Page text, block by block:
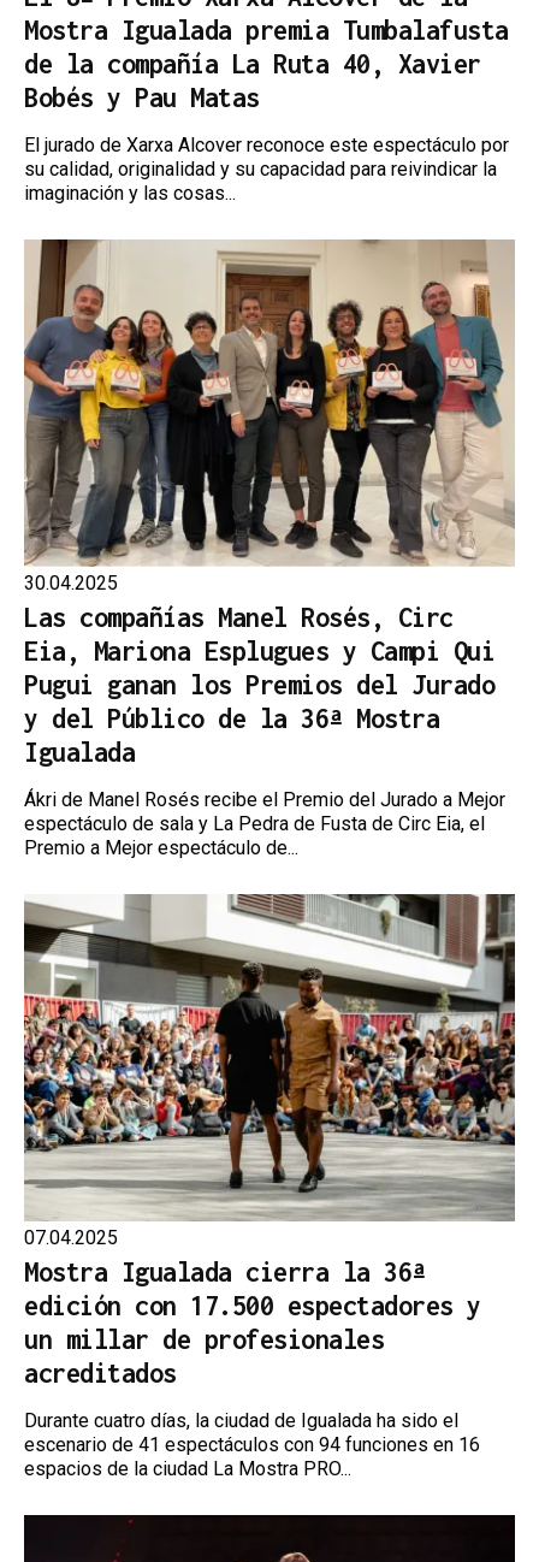
Mostra Igualada premia Tumbalafusta
de la compañía La Ruta 40, Xavier
Bobés y Pau Matas
El jurado de Xarxa Alcover reconoce este espectáculo por
su calidad, originalidad y su capacidad para reivindicar la
imaginación y las cosas...
30.04.2025
Las compañías Manel Rosés, Circ
Eia, Mariona Esplugues y Campi Qui
Pugui ganan los Premios del Jurado
y del Público de la 36ª Mostra
Igualada
Ákri de Manel Rosés recibe el Premio del Jurado a Mejor
espectáculo de sala y La Pedra de Fusta de Circ Eia, el
Premio a Mejor espectáculo de...
07.04.2025
Mostra Igualada cierra la 36ª
edición con 17.500 espectadores y
un millar de profesionales
acreditados
Durante cuatro días, la ciudad de Igualada ha sido el
escenario de 41 espectáculos con 94 funciones en 16
espacios de la ciudad La Mostra PRO...